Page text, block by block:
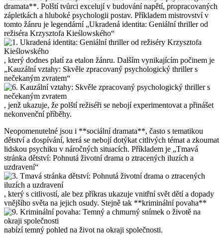
dramata**. Polští tvůrci excelují v budování napětí, propracovaných
zápletkách a hluboké psychologii postav. Příkladem mistrovství v
tomto žánru je legendární „Ukradená identita: Geniální thriller od
režiséra Krzysztofa Kieślowského“
, který dodnes platí za etalon žánru. Dalším vynikajícím počinem je
„Kauzální vztahy: Skvěle zpracovaný psychologický thriller s
nečekaným zvratem“
, jenž ukazuje, že polští režiséři se nebojí experimentovat a přinášet
nekonvenční příběhy.
Neopomenutelné jsou i **sociální dramata**, často s tematikou
dětství a dospívání, která se nebojí dotýkat citlivých témat a zkoumat
lidskou psychiku v náročných situacích. Příkladem je „Tmavá
stránka dětství: Pohnutá životní drama o ztracených iluzích a
uzdravení“
, který s citlivostí, ale bez příkras ukazuje vnitřní svět dětí a dopady
vnějšího světa na jejich osudy. Stejně tak **kriminální povaha**
nabízí temný pohled na život na okraji společnosti.